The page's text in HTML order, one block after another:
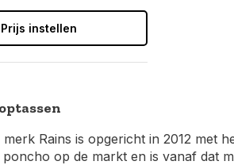
Prijs instellen
merk Rains is opgericht in 2012 met
op de markt en is vanaf dat